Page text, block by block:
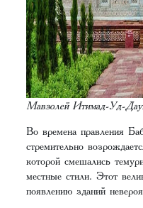
Мавзолей Итимад-Уд-
Во времена правления
стремительно
которой смешались
местные стили. Этот
появлению зданий